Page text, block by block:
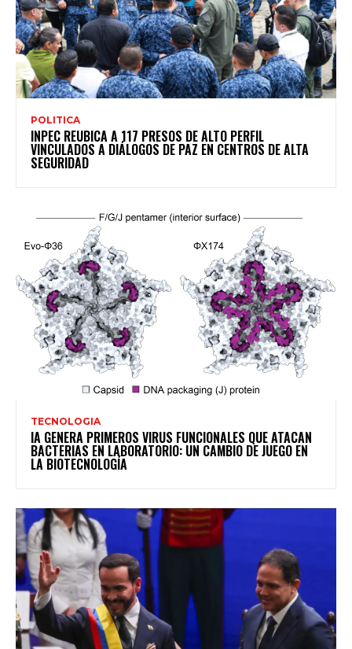
POLITICA
INPEC REUBICA A 117 PRESOS DE ALTO PERFIL
VINCULADOS A DIÁLOGOS DE PAZ EN CENTROS DE ALTA
SEGURIDAD
TECNOLOGIA
IA GENERA PRIMEROS VIRUS FUNCIONALES QUE ATACAN
BACTERIAS EN LABORATORIO: UN CAMBIO DE JUEGO EN
LA BIOTECNOLOGÍA